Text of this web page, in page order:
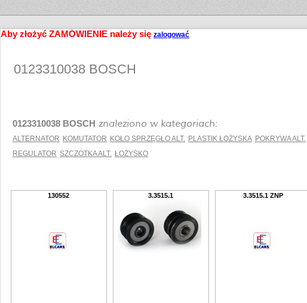
Aby złożyć ZAMÓWIENIE należy się zalogować
0123310038 BOSCH
0123310038 BOSCH znaleziono w kategoriach:
ALTERNATOR KOMUTATOR KOŁO SPRZĘGŁO ALT. PLASTIK ŁOŻYSKA POKRYWA ALT.
REGULATOR SZCZOTKA ALT. ŁOŻYSKO
początek
130552 3.3515.1 3.3515.1 ZNP